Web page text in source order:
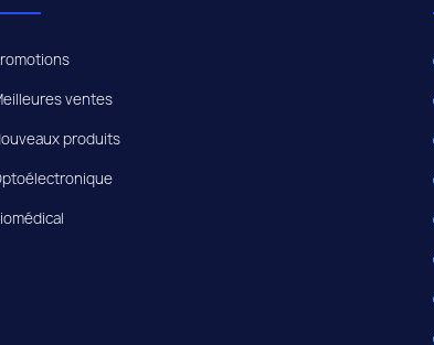
ventes
produits